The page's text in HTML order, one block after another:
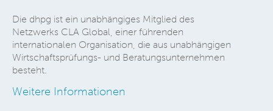
Die dhpg ist ein unabhängiges Mitglied des
Netzwerks CLA Global, einer führenden
internationalen Organisation, die aus unabhängigen
Wirtschaftsprüfungs- und Beratungsunternehmen
besteht.
Weitere Informationen